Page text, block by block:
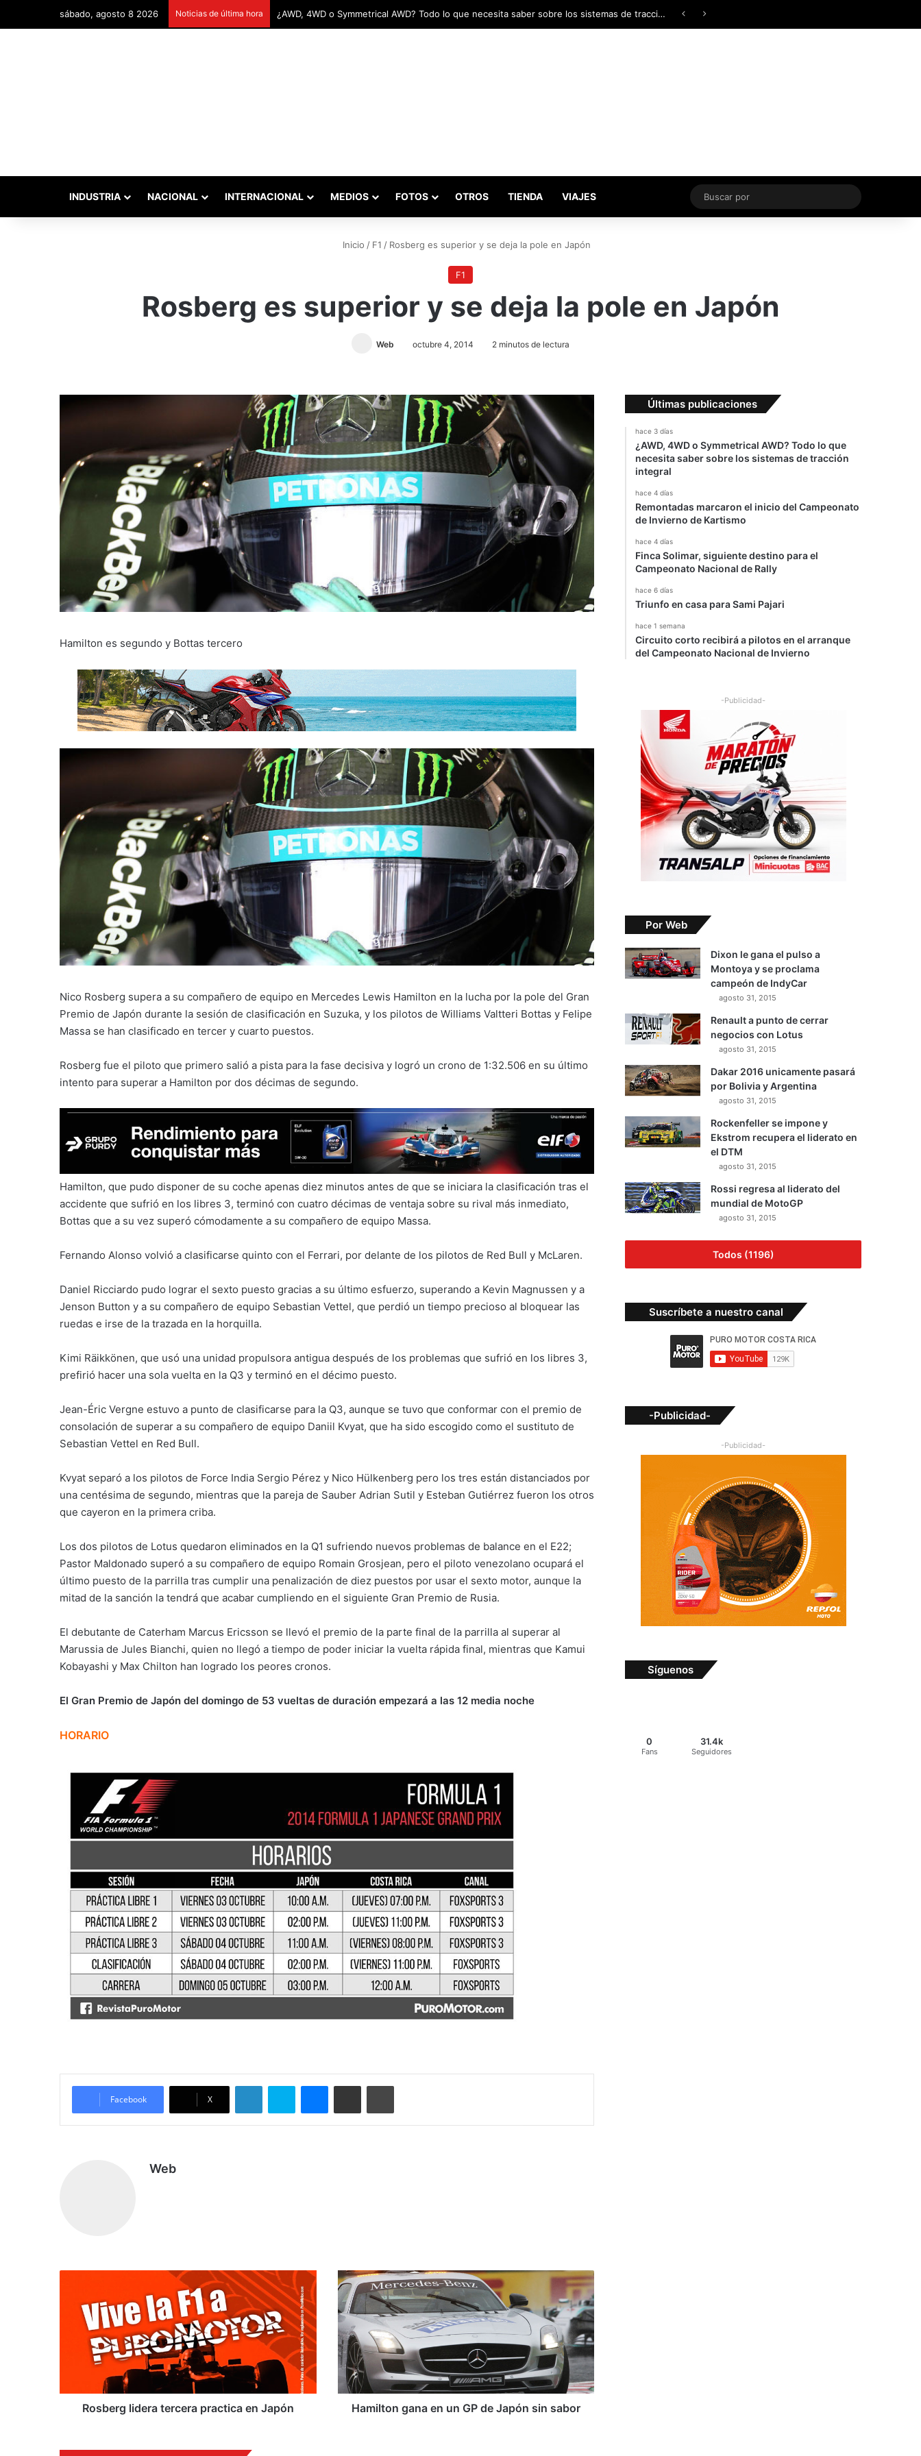
sábado, agosto 8 2026 Noticias de última hora Remontadas marcaron el inicio del Campeonato de Invierno de Kartismo
INDUSTRIA NACIONAL INTERNACIONAL MEDIOS FOTOS OTROS TIENDA VIAJES
Buscar
por
Inicio / F1 / Rosberg es superior y se deja la pole en Japón
F1
Rosberg es superior y se deja la pole en Japón
Web octubre 4, 2014 2 minutos de lectura
Hamilton es segundo y Bottas tercero
Nico Rosberg supera a su compañero de equipo en Mercedes Lewis Hamilton en la lucha por la pole del Gran
Premio de Japón durante la sesión de clasificación en Suzuka, y los pilotos de Williams Valtteri Bottas y Felipe
Massa se han clasificado en tercer y cuarto puestos.
Rosberg fue el piloto que primero salió a pista para la fase decisiva y logró un crono de 1:32.506 en su último
intento para superar a Hamilton por dos décimas de segundo.
Hamilton, que pudo disponer de su coche apenas diez minutos antes de que se iniciara la clasificación tras el
accidente que sufrió en los libres 3, terminó con cuatro décimas de ventaja sobre su rival más inmediato,
Bottas que a su vez superó cómodamente a su compañero de equipo Massa.
Fernando Alonso volvió a clasificarse quinto con el Ferrari, por delante de los pilotos de Red Bull y McLaren.
Daniel Ricciardo pudo lograr el sexto puesto gracias a su último esfuerzo, superando a Kevin Magnussen y a
Jenson Button y a su compañero de equipo Sebastian Vettel, que perdió un tiempo precioso al bloquear las
ruedas e irse de la trazada en la horquilla.
Kimi Räikkönen, que usó una unidad propulsora antigua después de los problemas que sufrió en los libres 3,
prefirió hacer una sola vuelta en la Q3 y terminó en el décimo puesto.
Jean-Éric Vergne estuvo a punto de clasificarse para la Q3, aunque se tuvo que conformar con el premio de
consolación de superar a su compañero de equipo Daniil Kvyat, que ha sido escogido como el sustituto de
Sebastian Vettel en Red Bull.
Kvyat separó a los pilotos de Force India Sergio Pérez y Nico Hülkenberg pero los tres están distanciados por
una centésima de segundo, mientras que la pareja de Sauber Adrian Sutil y Esteban Gutiérrez fueron los otros
que cayeron en la primera criba.
Los dos pilotos de Lotus quedaron eliminados en la Q1 sufriendo nuevos problemas de balance en el E22;
Pastor Maldonado superó a su compañero de equipo Romain Grosjean, pero el piloto venezolano ocupará el
último puesto de la parrilla tras cumplir una penalización de diez puestos por usar el sexto motor, aunque la
mitad de la sanción la tendrá que acabar cumpliendo en el siguiente Gran Premio de Rusia.
El debutante de Caterham Marcus Ericsson se llevó el premio de la parte final de la parrilla al superar al
Marussia de Jules Bianchi, quien no llegó a tiempo de poder iniciar la vuelta rápida final, mientras que Kamui
Kobayashi y Max Chilton han logrado los peores cronos.
El Gran Premio de Japón del domingo de 53 vueltas de duración empezará a las 12 media noche
HORARIO
Facebook X
Web
i
a
Rosberg lidera tercera practica en Japón
H
a
m
i
l
t
o
n
g
Hamilton gana en un GP de Japón sin sabor
Últimas publicaciones
hace 3 días
¿AWD, 4WD o Symmetrical AWD? Todo lo que
necesita saber sobre los sistemas de tracción
integral
hace 4 días
Remontadas marcaron el inicio del Campeonato
de Invierno de Kartismo
hace 4 días
Finca Solimar, siguiente destino para el
Campeonato Nacional de Rally
hace 6 días
Triunfo en casa para Sami Pajari
hace 1 semana
Circuito corto recibirá a pilotos en el arranque
del Campeonato Nacional de Invierno
-Publicidad-
Por Web
Dixon le gana el pulso a
Montoya y se proclama
campeón de IndyCar
agosto 31, 2015
Renault a punto de cerrar
negocios con Lotus
agosto 31, 2015
Dakar 2016 unicamente pasará
por Bolivia y Argentina
agosto 31, 2015
Rockenfeller se impone y
Ekstrom recupera el liderato en
el DTM
agosto 31, 2015
Rossi regresa al liderato del
mundial de MotoGP
agosto 31, 2015
Todos (1196)
Suscríbete a nuestro canal
-Publicidad-
-Publicidad-
Síguenos
0
Fans
31.4k
Seguidores